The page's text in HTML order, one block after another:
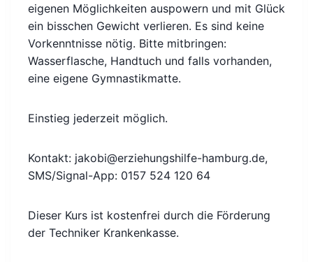
eigenen Möglichkeiten auspowern und mit Glück
ein bisschen Gewicht verlieren. Es sind keine
Vorkenntnisse nötig. Bitte mitbringen:
Wasserflasche, Handtuch und falls vorhanden,
eine eigene Gymnastikmatte.
Einstieg jederzeit möglich.
Kontakt: jakobi@erziehungshilfe-hamburg.de,
SMS/Signal-App: 0157 524 120 64
Dieser Kurs ist kostenfrei durch die Förderung
der Techniker Krankenkasse.